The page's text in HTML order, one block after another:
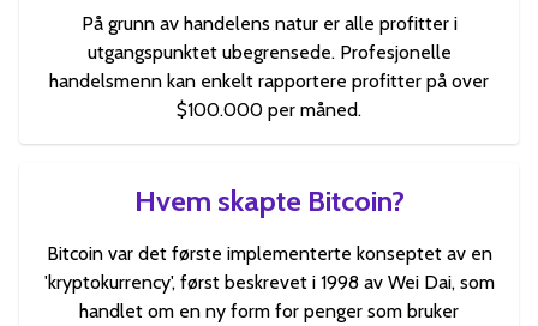
På grunn av handelens natur er alle profitter i
utgangspunktet ubegrensede. Profesjonelle
handelsmenn kan enkelt rapportere profitter på over
$100.000 per måned.
Hvem skapte Bitcoin?
Bitcoin var det første implementerte konseptet av en
'kryptokurrency', først beskrevet i 1998 av Wei Dai, som
handlet om en ny form for penger som bruker